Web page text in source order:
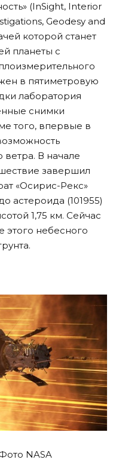
(InSight, Interior
Geodesy and
которой станет
планеты с
в пятиметровую
лаборатория
снимки
того, впервые в
В начале
завершил
«Осирис-Рекс»
астероида (101955)
1,75 км. Сейчас
этого небесного
NASA